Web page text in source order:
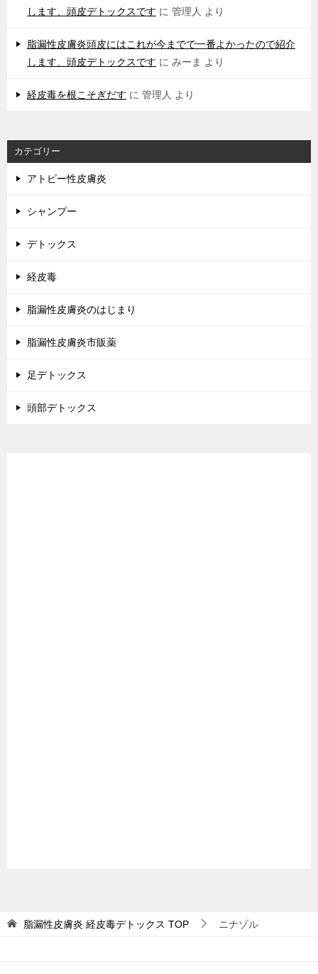
します、頭皮デトックスです に 管理人 より
脂漏性皮膚炎頭皮にはこれが今までで一番よかったので紹介
します、頭皮デトックスです に みーま より
経皮毒を根こそぎだす に 管理人 より
カテゴリー
アトピー性皮膚炎
シャンプー
デトックス
経皮毒
脂漏性皮膚炎のはじまり
脂漏性皮膚炎市販薬
足デトックス
頭部デトックス
脂漏性皮膚炎 経皮毒デトックス TOP ニナゾル